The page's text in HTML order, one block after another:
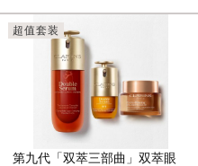
超值套装
第九代「双萃三部曲」双萃眼